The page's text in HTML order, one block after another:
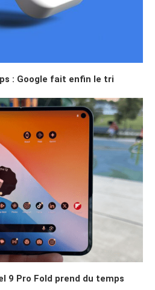
: Google fait enfin le tri
9 Pro Fold prend du temps